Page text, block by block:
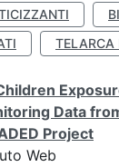
TELARCA
Data
Project
Web